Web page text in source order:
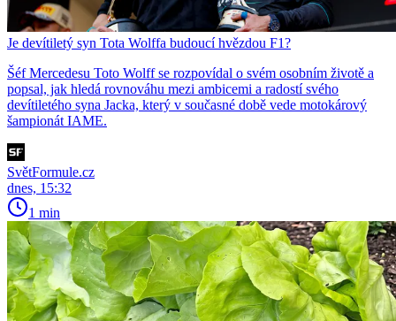
Je devítiletý syn Tota Wolffa budoucí hvězdou F1?
Šéf Mercedesu Toto Wolff se rozpovídal o svém osobním životě a
popsal, jak hledá rovnováhu mezi ambicemi a radostí svého
devítiletého syna Jacka, který v současné době vede motokárový
šampionát IAME.
SvětFormule.cz
dnes, 15:32
1 min